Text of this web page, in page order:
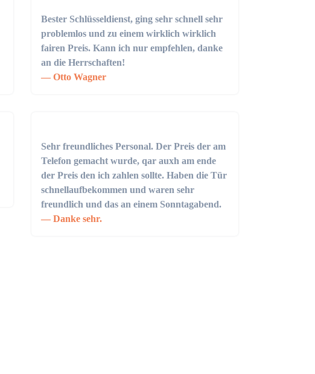
Bester Schlüsseldienst, ging sehr schnell sehr
problemlos und zu einem wirklich wirklich
fairen Preis. Kann ich nur empfehlen, danke
an die Herrschaften!
Otto Wagner
Sehr freundliches Personal. Der Preis der am
Telefon gemacht wurde, qar auxh am ende
der Preis den ich zahlen sollte. Haben die Tür
schnellaufbekommen und waren sehr
freundlich und das an einem Sonntagabend.
Danke sehr.